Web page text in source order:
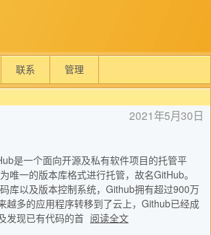
联系 管理
2021年5月30日
是一个面向开源及私有软件项目的托管平
唯一的版本库格式进行托管，故名GitHub。
码库以及版本控制系统，Github拥有超过900万
越多的应用程序转移到了云上，Github已经成
发现已有代码的首 阅读全文